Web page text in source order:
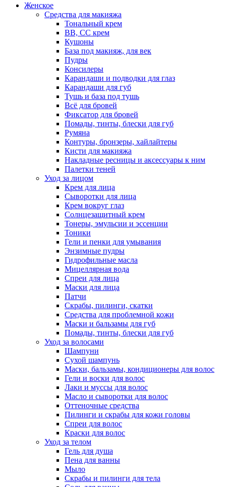
Женское
Средства для макияжа
Тональный крем
BB, CC крем
Кушоны
База под макияж, для век
Пудры
Консилеры
Карандаши и подводки для глаз
Карандаши для губ
Тушь и база под тушь
Всё для бровей
Фиксатор для бровей
Помады, тинты, блески для губ
Румяна
Контуры, бронзеры, хайлайтеры
Кисти для макияжа
Накладные ресницы и аксессуары к ним
Палетки теней
Уход за лицом
Крем для лица
Сыворотки для лица
Крем вокруг глаз
Солнцезащитный крем
Тонеры, эмульсии и эссенции
Тоники
Гели и пенки для умывания
Энзимные пудры
Гидрофильные масла
Мицеллярная вода
Спреи для лица
Маски для лица
Патчи
Скрабы, пилинги, скатки
Средства для проблемной кожи
Маски и бальзамы для губ
Помады, тинты, блески для губ
Уход за волосами
Шампуни
Сухой шампунь
Маски, бальзамы, кондиционеры для волос
Гели и воски для волос
Лаки и муссы для волос
Масло и сыворотки для волос
Оттеночные средства
Пилинги и скрабы для кожи головы
Спреи для волос
Краски для волос
Уход за телом
Гель для душа
Пена для ванны
Мыло
Скрабы и пилинги для тела